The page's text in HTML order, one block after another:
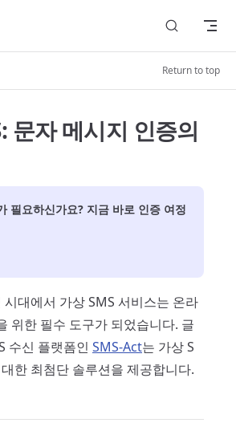
Return to top
문자 메시지 인증의
필요하신가요? 지금 바로 인증 여정
대에서 가상 SMS 서비스는 온라
위한 필수 도구가 되었습니다. 글
수신 플랫폼인 SMS-Act는 가상 S
한 최첨단 솔루션을 제공합니다.